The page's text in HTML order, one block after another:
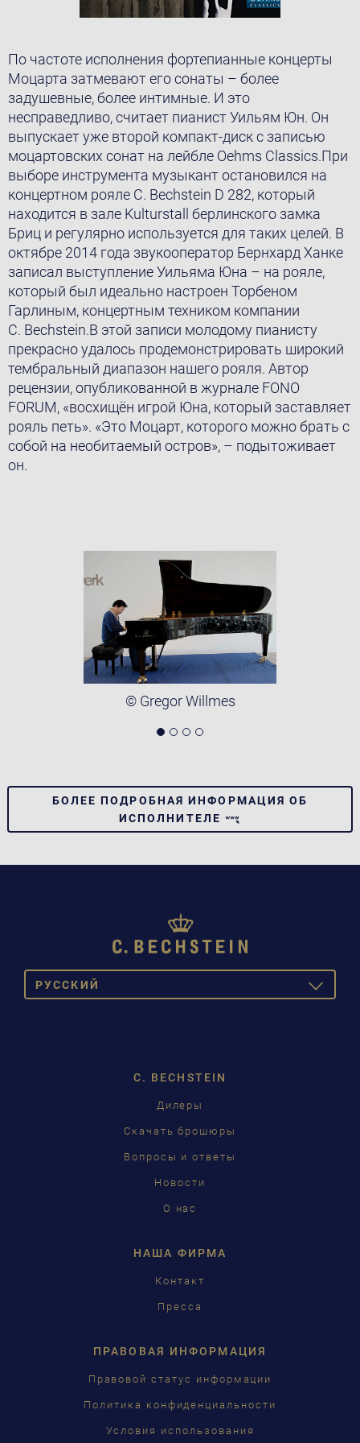
По частоте исполнения фортепианные концерты
Моцарта затмевают его сонаты – более
задушевные, более интимные. И это
несправедливо, считает пианист Уильям Юн. Он
выпускает уже второй компакт-диск с записью
моцартовских сонат на лейбле Oehms Classics.При
выборе инструментa музыкант остановился на
концертном рояле C. Bechstein D 282, который
находится в зале Kulturstall берлинского замка
Бриц и регулярно используется для таких целей. В
октябре 2014 года звукооператор Бернхард Ханке
записал выступление Уильяма Юна – на рояле,
который был идеально настроен Торбеном
Гарлиным, концертным техником компании
C. Bechstein.В этой записи молодому пианисту
прекрасно удалось продемонстрировать широкий
тембральный диапазон нашего рояля. Автор
рецензии, опубликованной в журналe FONO
FORUM, «восхищён игрой Юнa, который заставляет
рояль петь». «Это Моцарт, которого можно брать с
собой на необитаемый остров», – подытоживает
он.
© Gregor Willmes
БОЛЕЕ ПОДРОБНАЯ ИНФОРМАЦИЯ ОБ
ИСПОЛНИТЕЛЕ
PУССКИЙ
TOGGLE
C. BECHSTEIN
Дилеры
Скачать брошюры
Вопросы и ответы
Новости
О нас
НАША ФИРМА
Контакт
Пресса
ПРАВОВАЯ ИНФОРМАЦИЯ
Правовой статус информации
Политика конфиденциальности
Условия использования